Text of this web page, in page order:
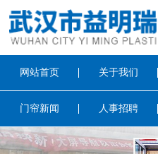
网站首页 关于我们
门帘新闻 人事招聘